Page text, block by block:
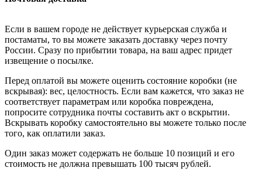
Если в вашем городе не действует курьерская служба и
постаматы, то вы можете заказать доставку через почту
России. Сразу по прибытии товара, на ваш адрес придет
извещение о посылке.
Перед оплатой вы можете оценить состояние коробки (не
вскрывая): вес, целостность. Если вам кажется, что заказ не
соответствует параметрам или коробка повреждена,
попросите сотрудника почты составить акт о вскрытии.
Вскрывать коробку самостоятельно вы можете только после
того, как оплатили заказ.
Один заказ может содержать не больше 10 позиций и его
стоимость не должна превышать 100 тысяч рублей.